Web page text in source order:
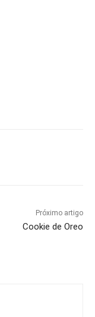
Próximo artigo
Cookie de Oreo